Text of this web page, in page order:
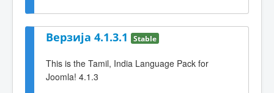
Верзија 4.1.3.1 Stable
This is the Tamil, India Language Pack for
Joomla! 4.1.3